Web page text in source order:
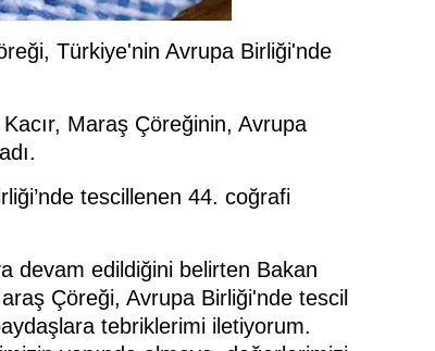
Türkiye'nin Avrupa Birliği'nde
Maraş Çöreğinin, Avrupa
tescillenen 44. coğrafi
devam edildiğini belirten Bakan
Çöreği, Avrupa Birliği'nde tescil
tebriklerimi iletiyorum.